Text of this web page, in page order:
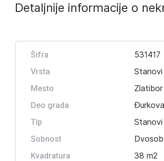
Detaljnije informacije o
Šifra 531417
Vrsta Stanovi
Mesto Zlatibor
Deo grada
Tip
Sobnost
Kvadratura 38 m2